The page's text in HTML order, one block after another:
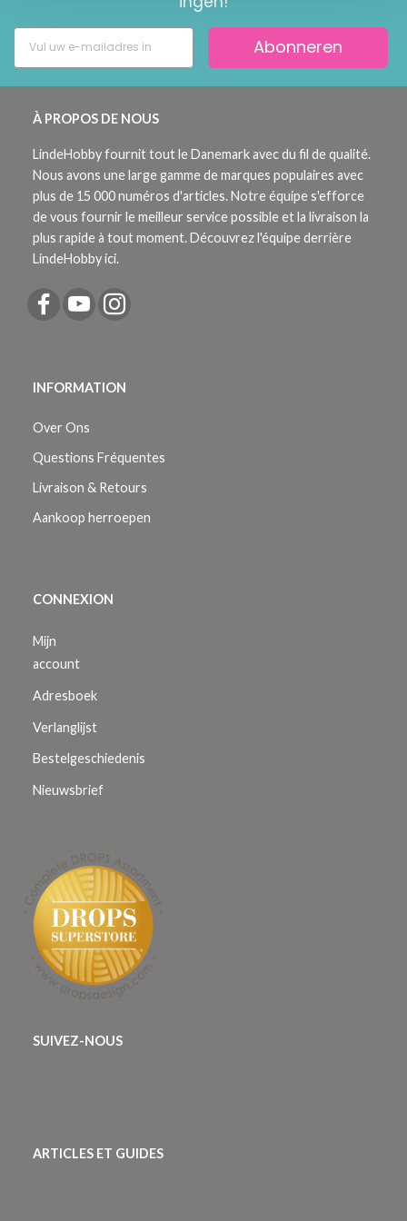
Abonneren
À PROPOS DE NOUS
LindeHobby fournit tout le Danemark avec du fil de qualité.
Nous avons une large gamme de marques populaires avec
plus de 15 000 numéros d'articles. Notre équipe s'efforce
de vous fournir le meilleur service possible et la livraison la
plus rapide à tout moment. Découvrez l'équipe derrière
LindeHobby ici.
INFORMATION
Over Ons
Questions Fréquentes
Livraison & Retours
Aankoop herroepen
CONNEXION
Mijn
account
Adresboek
Verlanglijst
Bestelgeschiedenis
Nieuwsbrief
SUIVEZ-NOUS
ARTICLES ET GUIDES